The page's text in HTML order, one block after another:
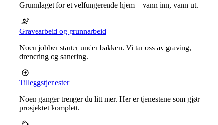
Grunnlaget for et velfungerende hjem – vann inn, vann ut.
Gravearbeid og grunnarbeid
Noen jobber starter under bakken. Vi tar oss av graving,
drenering og sanering.
Tilleggstjenester
Noen ganger trenger du litt mer. Her er tjenestene som gjør
prosjektet komplett.